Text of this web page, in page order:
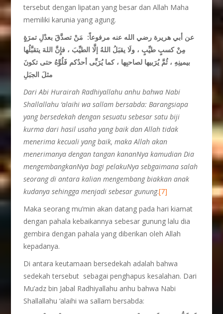
tersebut dengan lipatan yang besar dan Allah Maha
memiliki karunia yang agung.
عن أبي هريرة رضي الله عنه مرفوعاً: مَنْ تصدَّقَ بعدْلِ تمرَةٍ
مِنْ كسبٍ طيِّبٍ ، ولَا يقبَلُ اللهُ إلَّا الطيِّبَ ، فإِنَّ اللهَ يتقبَّلُها
بيمينِهِ ، ثُمَّ يُرَبيها لصاحبِها ، كما يُرَبِّى أحدُكم فَلُوَّهُ حتى تكونَ
مثلَ الجبَلِ
Dari Abi Hurairah Radhiyallahu anhu bahwa Nabi
Shallallahu ‘alaihi wa sallam bersabda: Barangsiapa
yang bersedekah dengan sesuatu sebesar satu biji
kurma dari hasil usaha yang baik dan Allah tidak
menerima kecuali yang baik, maka Allah akan
menerimanya dengan tangan kananNya kamudian Dia
mengembangkanNya bagi pelakuNya sebgaimana salah
seorang di antara kalian mengembang biakkan anak
kudanya sehingga menjadi sebesar gunung.[7]
Maka seorang mu’min akan datang pada hari kiamat
dengan pahala kebaikannya sebesar gunung lalu dia
gembira dengan pahala yang diberikan oleh Allah
kepadanya.
Di antara keutamaan bersedekah adalah bahwa
sedekah tersebut sebagai penghapus kesalahan. Dari
Mu’adz bin Jabal Radhiyallahu anhu bahwa Nabi
Shallallahu ‘alaihi wa sallam bersabda: